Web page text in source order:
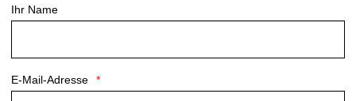
Ihr Name
E-Mail-Adresse